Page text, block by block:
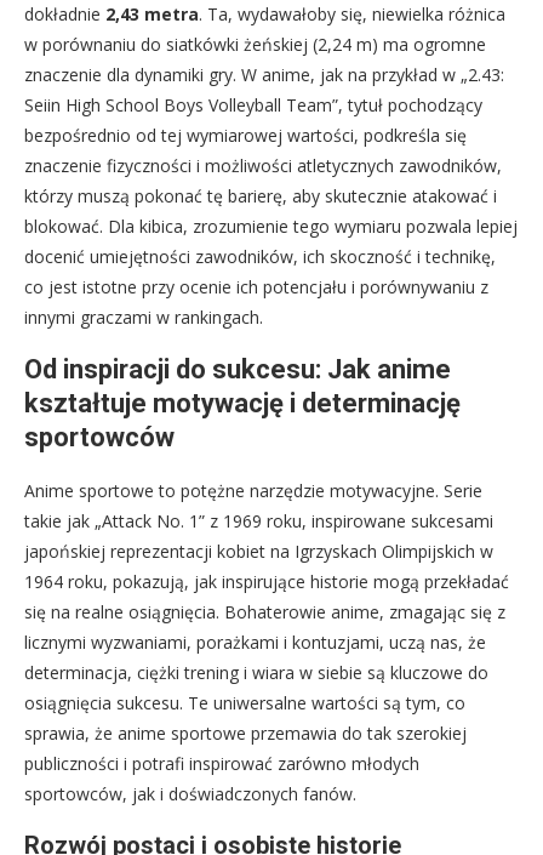
dokładnie 2,43 metra. Ta, wydawałoby się, niewielka różnica
w porównaniu do siatkówki żeńskiej (2,24 m) ma ogromne
znaczenie dla dynamiki gry. W anime, jak na przykład w „2.43:
Seiin High School Boys Volleyball Team”, tytuł pochodzący
bezpośrednio od tej wymiarowej wartości, podkreśla się
znaczenie fizyczności i możliwości atletycznych zawodników,
którzy muszą pokonać tę barierę, aby skutecznie atakować i
blokować. Dla kibica, zrozumienie tego wymiaru pozwala lepiej
docenić umiejętności zawodników, ich skoczność i technikę,
co jest istotne przy ocenie ich potencjału i porównywaniu z
innymi graczami w rankingach.
Od inspiracji do sukcesu: Jak anime
kształtuje motywację i determinację
sportowców
Anime sportowe to potężne narzędzie motywacyjne. Serie
takie jak „Attack No. 1” z 1969 roku, inspirowane sukcesami
japońskiej reprezentacji kobiet na Igrzyskach Olimpijskich w
1964 roku, pokazują, jak inspirujące historie mogą przekładać
się na realne osiągnięcia. Bohaterowie anime, zmagając się z
licznymi wyzwaniami, porażkami i kontuzjami, uczą nas, że
determinacja, ciężki trening i wiara w siebie są kluczowe do
osiągnięcia sukcesu. Te uniwersalne wartości są tym, co
sprawia, że anime sportowe przemawia do tak szerokiej
publiczności i potrafi inspirować zarówno młodych
sportowców, jak i doświadczonych fanów.
Rozwój postaci i osobiste historie